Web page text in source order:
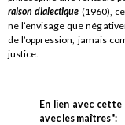
raison dialectique (1960),
ne l’envisage que
de l’oppression, jamais
justice.
En lien avec
avec les maîtres":